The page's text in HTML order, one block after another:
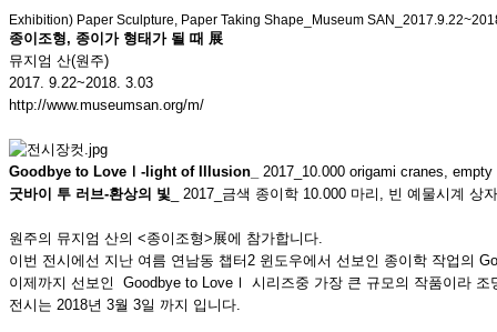
Exhibition) Paper Sculpture, Paper Taking Shape_Museum
종이조형, 종이가 형태가 될 때 展
뮤지엄 산(원주)
2017. 9.22~2018. 3.03
http://www.museumsan.org/m/
Goodbye to LoveⅠ-light of Illusion_
2017_10.000 origami cranes,
굿바이 투 러브-환상의 빛 _ 2017_금색 종이학 10.000 마리, 빈 예물시계 상
원주의 뮤지엄 산의 <종이조형>展에 참가합니다.
이번 전시에선 지난 여름 연남동 챕터2 윈도우에서 선보인 종이학 작업의
이제까지 선보인 Goodbye to LoveⅠ 시리즈중 가장 큰 규모의 작품이라
전시는 2018년 3월 3일 까지 입니다.